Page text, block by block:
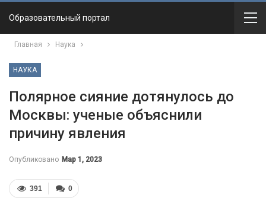
Образовательный портал
Главная Наука
НАУКА
Полярное сияние дотянулось до
Москвы: ученые объяснили
причину явления
Опубликовано Мар 1, 2023
0
391